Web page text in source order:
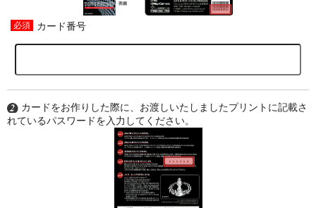
カード番号
カードをお作りした際に、お渡しいたしましたプリントに記載さ
れているパスワードを入力してください。